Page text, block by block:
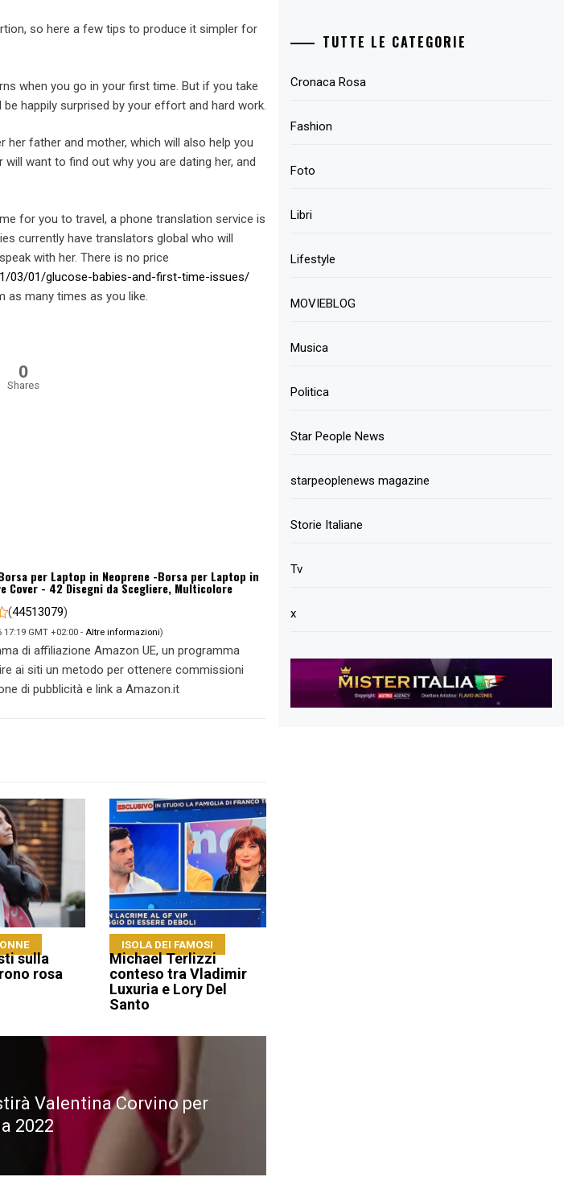
so here a few tips to produce it simpler for
when you go in your first time. But if you take
happily surprised by your effort and hard work.
father and mother, which will also help you
want to find out why you are dating her, and
for you to travel, a phone translation service is
currently have translators global who will
with her. There is no price
03/01/glucose-babies-and-first-time-issues/
many times as you like.
0
Shares
per Laptop in Neoprene -Borsa per Laptop in
Cover - 42 Disegni da Scegliere, Multicolore
(44513079)
17:19 GMT +02:00 -Altre informazioni)
di affiliazione Amazon UE, un programma
ai siti un metodo per ottenere commissioni
di pubblicità e link a Amazon.it
sulla
rosa
ISOLA DEI FAMOSI
Michael Terlizzi
conteso tra Vladimir
Luxuria e Lory Del
Santo
Valentina Corvino per
2022
TUTTE LE CATEGORIE
Cronaca Rosa
Fashion
Foto
Libri
Lifestyle
MOVIEBLOG
Musica
Politica
Star People News
starpeoplenews magazine
Storie Italiane
Tv
x